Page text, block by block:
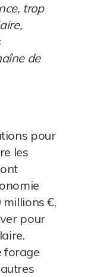
trop
de
pour
les
€,
pour
forage